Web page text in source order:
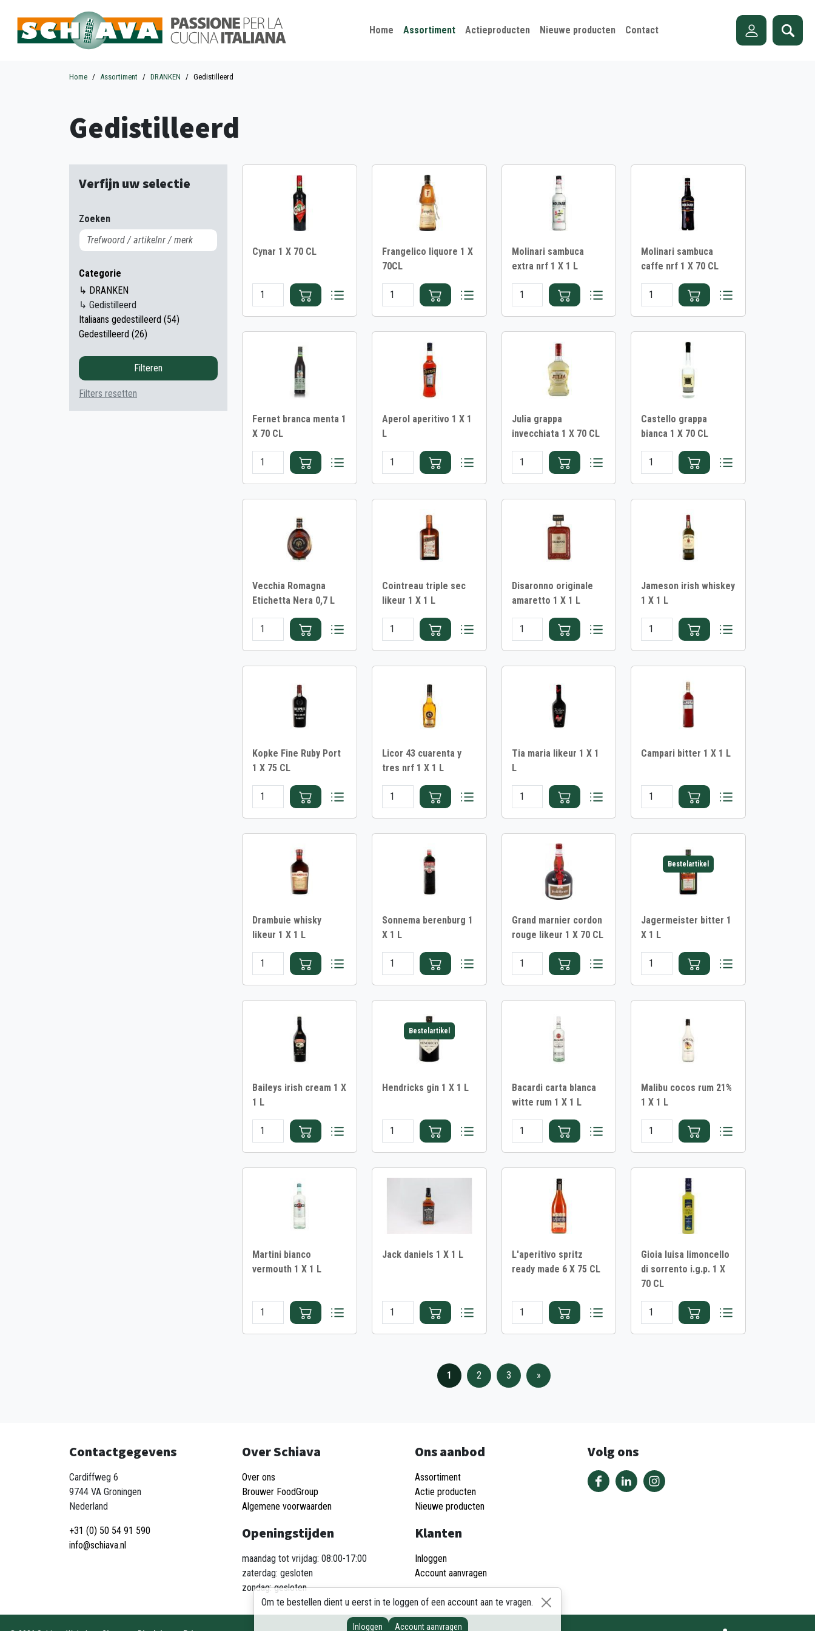
Home Assortiment Actieproducten Nieuwe producten Contact
Home Assortiment DRANKEN Gedistilleerd
Gedistilleerd
Verfijn uw selectie
Zoeken
Categorie
↳ DRANKEN
↳ Gedistilleerd
Italiaans gedestilleerd (54)
Gedestilleerd (26)
Filteren
Filters resetten
Cynar 1 X 70 CL
Frangelico liquore 1 X
70CL
Molinari sambuca
extra nrf 1 X 1 L
Molinari sambuca
caffe nrf 1 X 70 CL
Fernet branca menta 1
X 70 CL
Aperol aperitivo 1 X 1
L
Julia grappa
invecchiata 1 X 70 CL
Castello grappa
bianca 1 X 70 CL
Vecchia Romagna
Etichetta Nera 0,7 L
Cointreau triple sec
likeur 1 X 1 L
Disaronno originale
amaretto 1 X 1 L
Jameson irish whiskey
1 X 1 L
Kopke Fine Ruby Port
1 X 75 CL
Licor 43 cuarenta y
tres nrf 1 X 1 L
Tia maria likeur 1 X 1
L
Campari bitter 1 X 1 L
Drambuie whisky
likeur 1 X 1 L
Sonnema berenburg 1
X 1 L
Grand marnier cordon
rouge likeur 1 X 70 CL
Bestelartikel
Jagermeister bitter 1
X 1 L
Baileys irish cream 1 X
1 L
Bestelartikel
Hendricks gin 1 X 1 L
Bacardi carta blanca
witte rum 1 X 1 L
Malibu cocos rum 21%
1 X 1 L
Martini bianco
vermouth 1 X 1 L
Jack daniels 1 X 1 L
L'aperitivo spritz
ready made 6 X 75 CL
Gioia luisa limoncello
di sorrento i.g.p. 1 X
70 CL
1 2 3 »
Om te bestellen dient u eerst in te loggen of een account aan te vragen.
Inloggen Account aanvragen
Contactgegevens
Cardiffweg 6
9744 VA Groningen
Nederland
+31 (0) 50 54 91 590
info@schiava.nl
Over Schiava
Over ons
Brouwer FoodGroup
Algemene voorwaarden
Openingstijden
maandag tot vrijdag: 08:00-17:00
zaterdag: gesloten
zondag: gesloten
Ons aanbod
Assortiment
Actie producten
Nieuwe producten
Klanten
Inloggen
Account aanvragen
Volg ons